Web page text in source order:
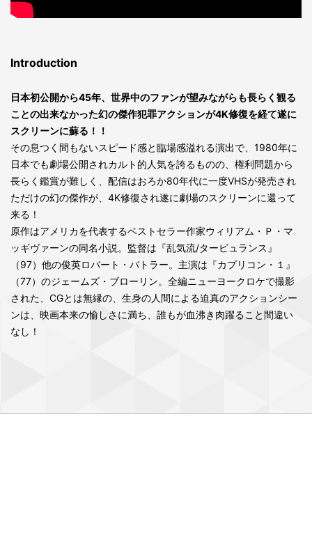
Introduction
日本初公開から45年、世界中のファンが望みながらも長らく観る
ことの出来なかった幻の傑作犯罪アクションが4K修復を経て遂に
スクリーンに蘇る！！
その息つく間もないスピード感と臨場感溢れる演出で、1980年に
日本でも劇場公開されカルト的人気を誇るものの、権利問題から
長らく鑑賞が難しく、配信はおろか80年代に一度VHSが発売され
ただけの幻の傑作が、4K修復され遂に劇場のスクリーンに還って
来る！
原作はアメリカを代表するベストセラー作家ウィリアム・Ｐ・マ
ッギヴァーンの同名小説。監督は『乱気流/タービュランス』
（97）他の俊英ロバート・バトラー。主演は『カプリコン・１』
（77）のジェームズ・ブローリン。全編ニューヨークロケで撮影
された、CGとは無縁の、生身の人間による迫真のアクションシー
ンは、映画本来の愉しさに満ち、誰もが血沸き肉躍ること間違い
なし！